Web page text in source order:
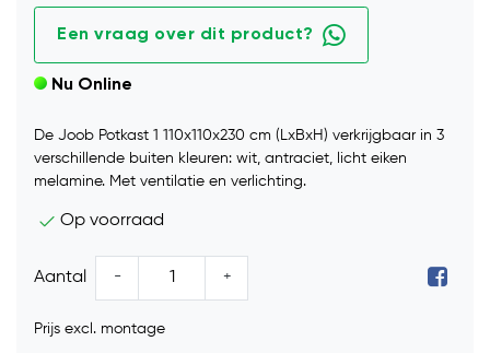
Een vraag over dit product?
Nu Online
De Joob Potkast 1 110x110x230 cm (LxBxH) verkrijgbaar in 3
verschillende buiten kleuren: wit, antraciet, licht eiken
melamine. Met ventilatie en verlichting.
Op voorraad
Aantal - +
Prijs excl. montage